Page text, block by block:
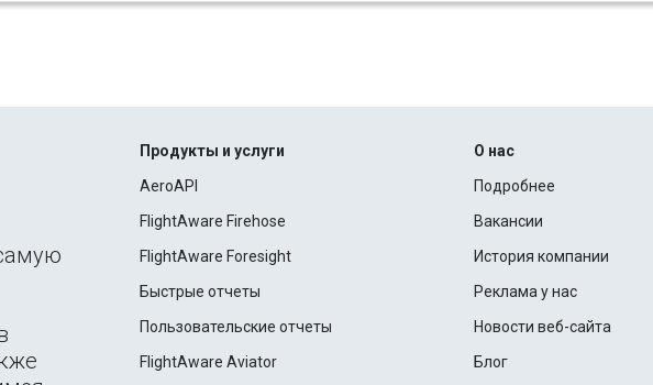
Продукты и услуги
AeroAPI
FlightAware Firehose
FlightAware Foresight
Быстрые отчеты
Пользовательские отчеты
FlightAware Aviator
О нас
Подробнее
Вакансии
История компании
Реклама у нас
Новости веб-сайта
Блог